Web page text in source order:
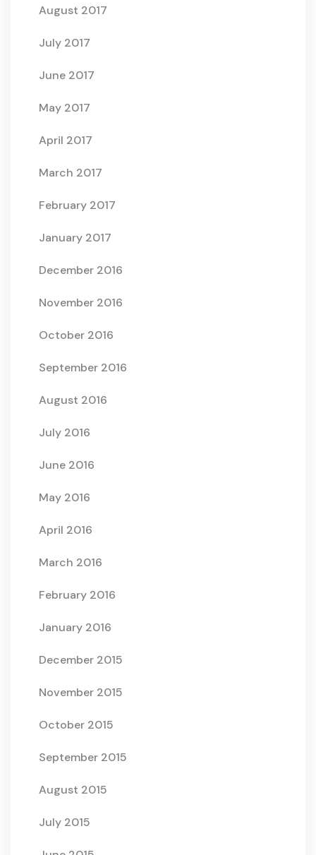
August 2017
July 2017
June 2017
May 2017
April 2017
March 2017
February 2017
January 2017
December 2016
November 2016
October 2016
September 2016
August 2016
July 2016
June 2016
May 2016
April 2016
March 2016
February 2016
January 2016
December 2015
November 2015
October 2015
September 2015
August 2015
July 2015